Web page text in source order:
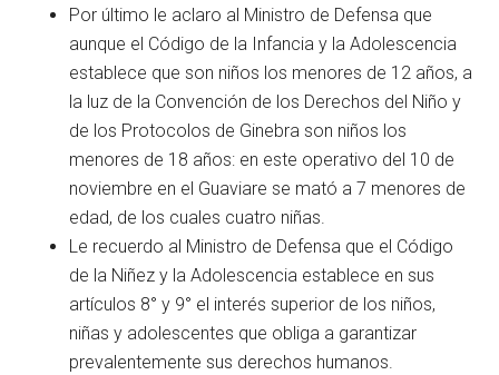
Por último le aclaro al Ministro de Defensa que
aunque el Código de la Infancia y la Adolescencia
establece que son niños los menores de 12 años, a
la luz de la Convención de los Derechos del Niño y
de los Protocolos de Ginebra son niños los
menores de 18 años: en este operativo del 10 de
noviembre en el Guaviare se mató a 7 menores de
edad, de los cuales cuatro niñas.
Le recuerdo al Ministro de Defensa que el Código
de la Niñez y la Adolescencia establece en sus
artículos 8° y 9° el interés superior de los niños,
niñas y adolescentes que obliga a garantizar
prevalentemente sus derechos humanos.